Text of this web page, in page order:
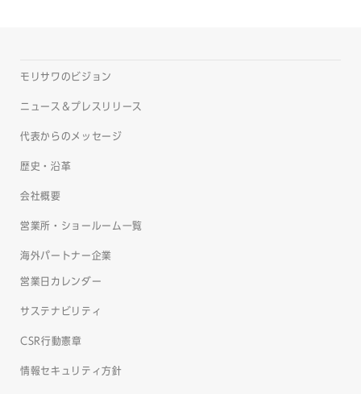
モリサワのビジョン
ニュース＆プレスリリース
代表からのメッセージ
歴史・沿革
会社概要
営業所・ショールーム一覧
海外パートナー企業
営業日カレンダー
サステナビリティ
CSR行動憲章
情報セキュリティ方針